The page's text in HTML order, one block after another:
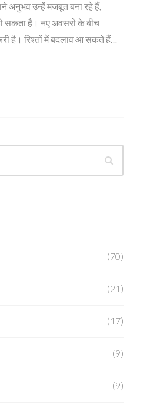
अनुभव उन्हें मजबूत बना रहे हैं,
सकता है। नए अवसरों के बीच
है। रिश्तों में बदलाव आ सकते हैं
(70)
(21)
(17)
(9)
(9)